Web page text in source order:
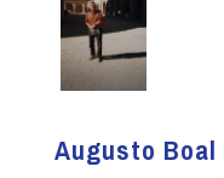
Augusto Boal